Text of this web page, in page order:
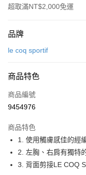
超取滿NT$2,000免運
信用卡一次付款
LINE Pay
Apple Pay
悠遊付
大哥付你分期
相關說明
品牌
le coq sportif
商品特色
商品編號
9454976
商品特色
1. 使用觸膚感佳的經
2. 左胸、右肩有獨特
3. 背面剪接LE COQ